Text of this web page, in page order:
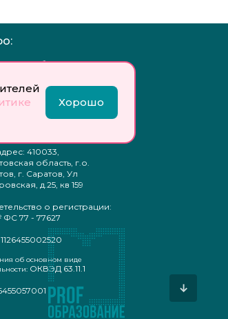
Хорошо
Общество с
редактор: Богатырева
410033,
область, г.о.
г. Саратов, Ул
д.25, кв 159
о регистрации:
77 - 77627
1126455002520
об основном виде
ОКВЭД 63.11.1
↓